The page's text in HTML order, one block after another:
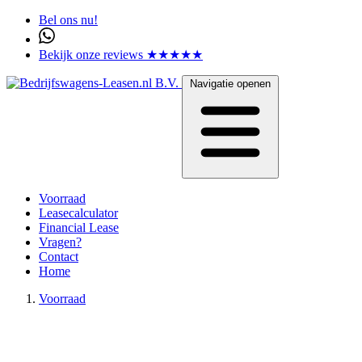
Bel ons nu!
Bekijk onze reviews ★★★★★
Navigatie openen
Voorraad
Leasecalculator
Financial Lease
Vragen?
Contact
Home
Voorraad